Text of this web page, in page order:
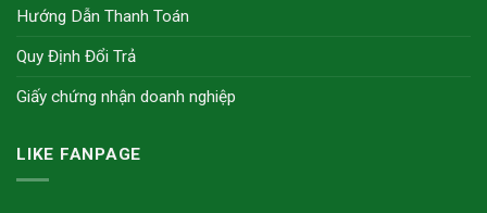
Hướng Dẫn Thanh Toán
Quy Định Đổi Trả
Giấy chứng nhận doanh nghiệp
LIKE FANPAGE